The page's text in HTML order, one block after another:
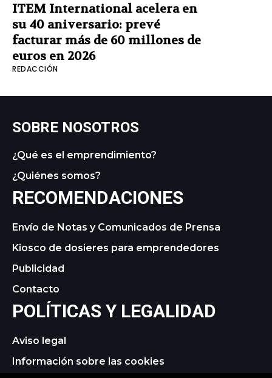
ITEM International acelera en
su 40 aniversario: prevé
facturar más de 60 millones de
euros en 2026
REDACCIÓN
SOBRE NOSOTROS
¿Qué es el emprendimiento?
¿Quiénes somos?
RECOMENDACIONES
Envío de Notas y Comunicados de Prensa
Kiosco de dosieres para emprendedores
Publicidad
Contacto
POLÍTICAS Y LEGALIDAD
Aviso legal
Información sobre las cookies